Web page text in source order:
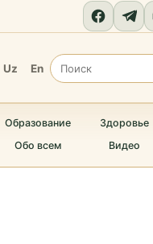
Uz En
Образование
Здоровье
Обо всем Видео